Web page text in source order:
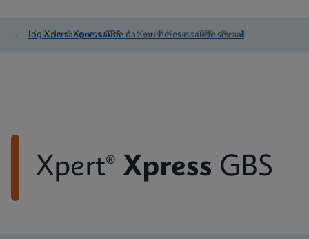
Virologia do sangue, saúde das mulheres e saúde sexual
/ Xpert® Xpress GBS / Xpert® Xpress GBS - Detail
Xpert® Xpress GBS